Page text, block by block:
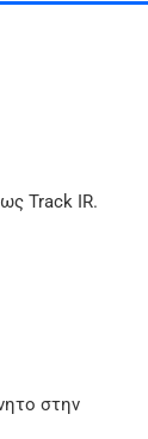
Track IR.
στην